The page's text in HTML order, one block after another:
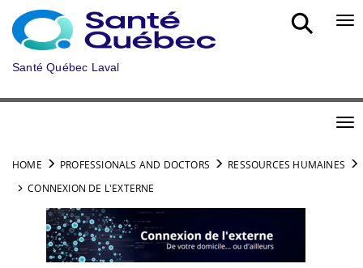
Skip to main content
Santé Québec Laval
HOME PROFESSIONALS AND DOCTORS
RESSOURCES HUMAINES
CONNEXION DE L'EXTERNE